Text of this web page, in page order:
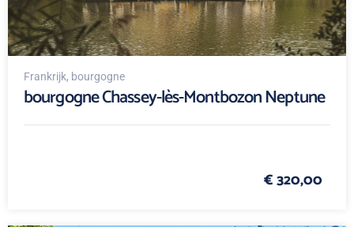
Frankrijk, bourgogne
bourgogne Chassey-lès-Montbozon Neptune
€ 320,00